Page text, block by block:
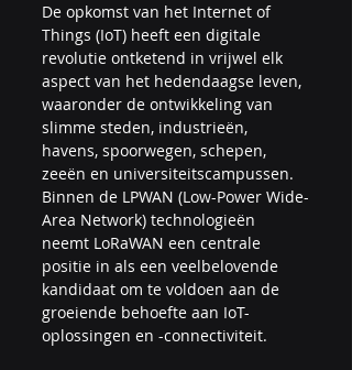
De opkomst van het Internet of
Things (IoT) heeft een digitale
revolutie ontketend in vrijwel elk
aspect van het hedendaagse leven,
waaronder de ontwikkeling van
slimme steden, industrieën,
havens, spoorwegen, schepen,
zeeën en universiteitscampussen.
Binnen de LPWAN (Low-Power Wide-
Area Network) technologieën
neemt LoRaWAN een centrale
positie in als een veelbelovende
kandidaat om te voldoen aan de
groeiende behoefte aan IoT-
oplossingen en -connectiviteit.